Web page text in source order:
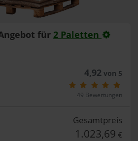
für 2 Paletten
4,92von 5
49 Bewertungen
Gesamtpreis
1.023,69 €